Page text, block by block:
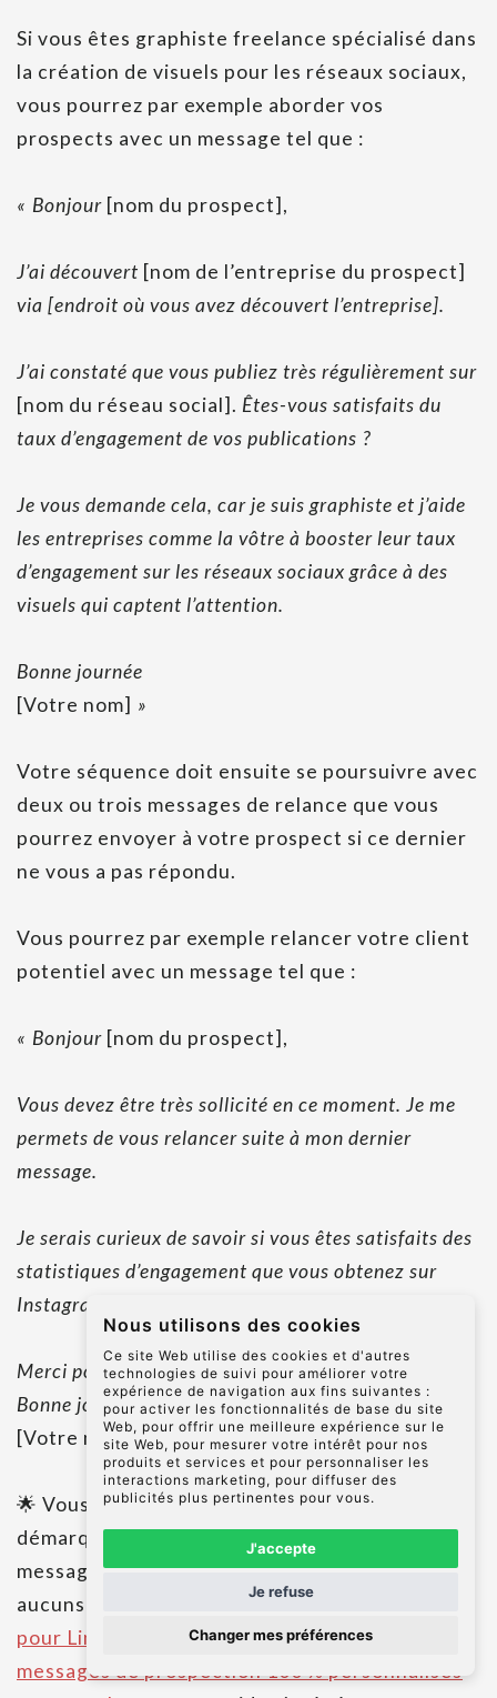
Nous utilisons des cookies
Ce site Web utilise des cookies et d'autres
technologies de suivi pour améliorer votre
expérience de navigation aux fins suivantes :
pour activer les fonctionnalités de base du site
Web, pour offrir une meilleure expérience sur le
site Web, pour mesurer votre intérêt pour nos
produits et services et pour personnaliser les
interactions marketing, pour diffuser des
publicités plus pertinentes pour vous.
J'accepte
Je refuse
Changer mes préférences
Si vous êtes graphiste freelance spécialisé dans
la création de visuels pour les réseaux sociaux,
vous pourrez par exemple aborder vos
prospects avec un message tel que :
« Bonjour [nom du prospect],
J’ai découvert [nom de l’entreprise du prospect]
via [endroit où vous avez découvert l’entreprise].
J’ai constaté que vous publiez très régulièrement sur
[nom du réseau social]. Êtes-vous satisfaits du
taux d’engagement de vos publications ?
Je vous demande cela, car je suis graphiste et j’aide
les entreprises comme la vôtre à booster leur taux
d’engagement sur les réseaux sociaux grâce à des
visuels qui captent l’attention.
Bonne journée
[Votre nom] »
Votre séquence doit ensuite se poursuivre avec
deux ou trois messages de relance que vous
pourrez envoyer à votre prospect si ce dernier
ne vous a pas répondu.
Vous pourrez par exemple relancer votre client
potentiel avec un message tel que :
« Bonjour [nom du prospect],
Vous devez être très sollicité en ce moment. Je me
permets de vous relancer suite à mon dernier
message.
Je serais curieux de savoir si vous êtes satisfaits des
statistiques d’engagement que vous obtenez sur
Instagram.
Merci pour votre retour,
Bonne journée,
[Votre nom] »
🌟 Vous voulez gagner du temps et vous
démarquer de vos concurrents avec des
messages de prospection qui ne ressemblent à
aucuns autres ?
Découvrez iann, l’extension
pour LinkedIn qui rédige à votre place des
messages de prospection 100 % personnalisés